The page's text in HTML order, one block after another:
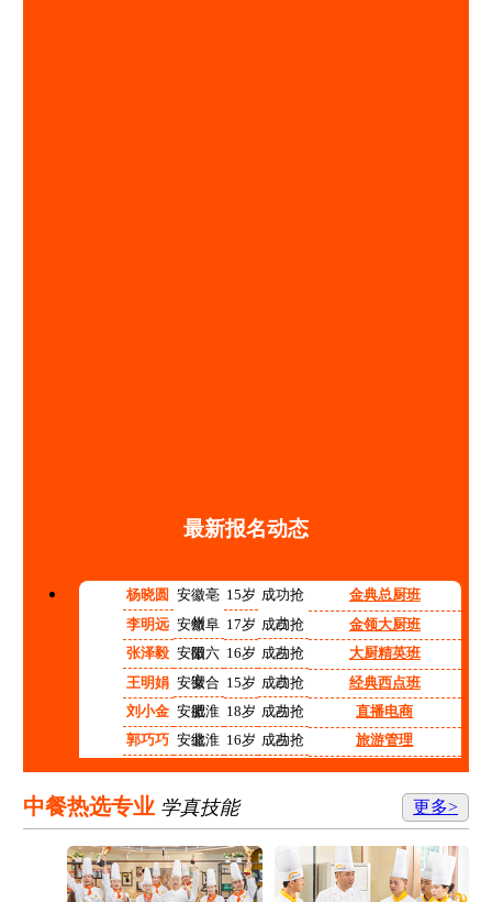
最新报名动态
杨晓圆
安徽亳
州
15岁 成功抢
占
金典总厨班
李明远 安徽阜
阳
17岁 成功抢
占
金领大厨班
张泽毅 安徽六
安
16岁 成功抢
占
大厨精英班
王明娟 安徽合
肥
15岁 成功抢
占
经典西点班
刘小金 安徽淮
北
18岁 成功抢
占
直播电商
郭巧巧
安徽淮
南
16岁 成功抢
占
旅游管理
程红红 安徽铜
陵
14岁 成功抢
高中阶段预备技师班
张志强 安徽宿
州
15岁
占
计算机应用技术
李涛
安徽合
肥
17岁 成功抢
机电技术应用
陈志豪 安徽亳
州
16岁 成功抢
占
无人机应用技术
中餐热选专业 学真技能 更多>